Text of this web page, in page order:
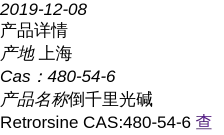
2019-12-08
产品详情
产地
上海
Cas： 480-54-6
产品名称倒千里光碱
Retrorsine CAS:480-54-6 查